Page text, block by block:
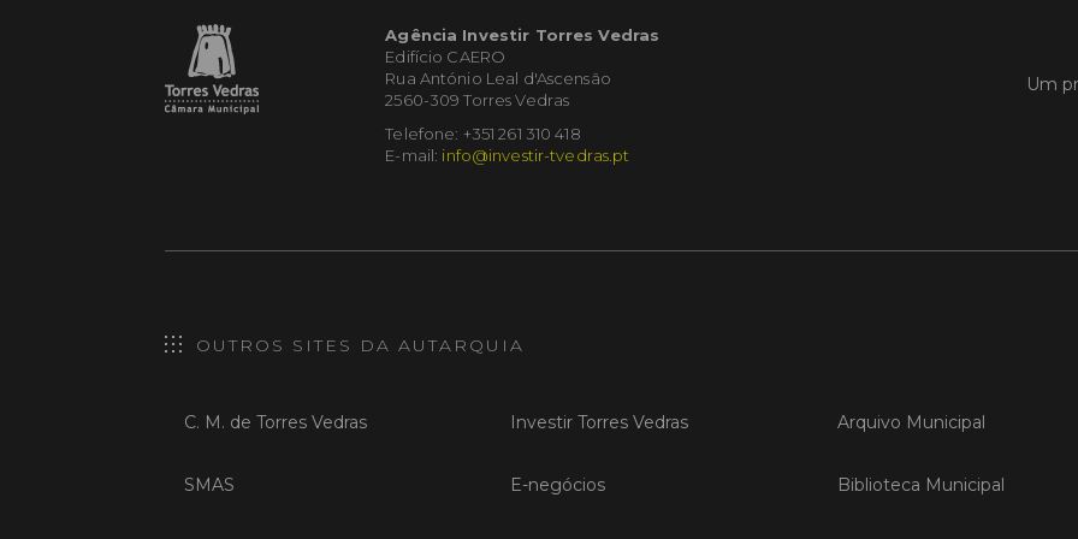
Agência Investir Torres Vedras
Edifício CAERO
Rua António Leal d'Ascensão
2560-309 Torres Vedras
Telefone: +351 261 310 418
E-mail: info@investir-tvedras.pt
Um
OUTROS SITES DA AUTARQUIA
C. M. de Torres Vedras
SMAS
Investir Torres Vedras
E-negócios
Arquivo Municipal
Biblioteca Municipal